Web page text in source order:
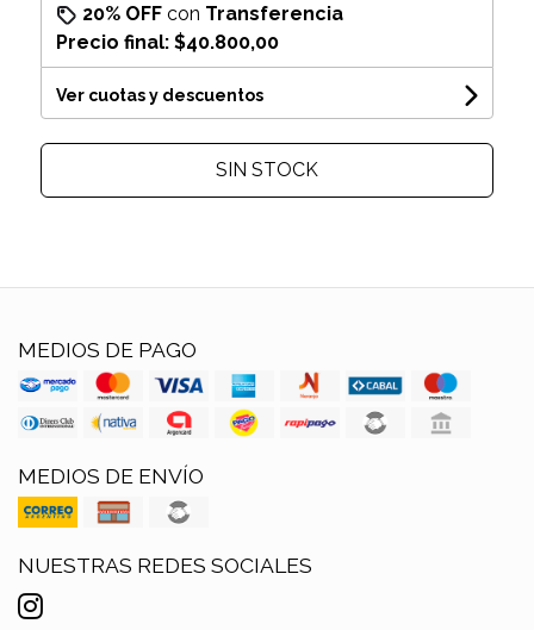
20% OFFcon Transferencia
Precio final: $40.800,00
Ver cuotas y descuentos
SIN STOCK
MEDIOS DE PAGO
MEDIOS DE ENVÍO
NUESTRAS REDES SOCIALES